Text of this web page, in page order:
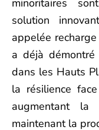
minoritaires
solution
appelée
a déjà
dans les Hauts
la résilience
augmentant
maintenant la